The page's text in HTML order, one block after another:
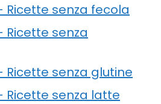
Ricette senza fecola
Ricette senza
Ricette senza glutine
Ricette senza latte